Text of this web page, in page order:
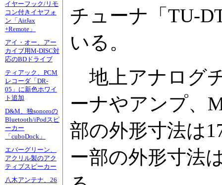
イヤーフック/リモ
コン付きイヤフォ
ン「AirJax
+Remote」
アイ・オー、アー
カイブ用M-DISC対
応のBDドライブ
ティアック、PCM
レコーダ「DR-
05」に新色ホワイ
ト追加
D&M、独sonoroの
Bluetooth/iPodスピ
ーカー
「cuboDock」
エバーグリーン、
アクリル製のアク
ティブスピーカー
八木アンテナ、26
チューナ「TU-
いる。
地上アナログ
ーナやアンプ、
部の外形寸法は
ー部の外形寸法